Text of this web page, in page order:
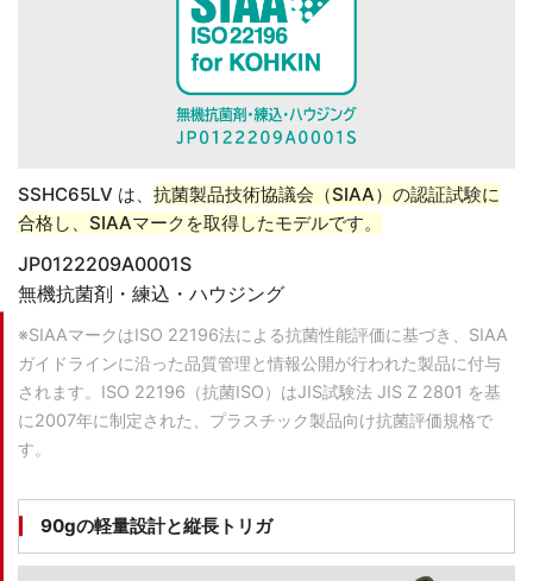
SSHC65LV は、 抗菌製品技術協議会（SIAA）の認証試験に
合格し、SIAAマークを取得したモデルです。
JP0122209A0001S
無機抗菌剤・練込・ハウジング
※SIAAマークはISO 22196法による抗菌性能評価に基づき、SIAA
ガイドラインに沿った品質管理と情報公開が行われた製品に付与
されます。ISO 22196（抗菌ISO）はJIS試験法 JIS Z 2801 を基
に2007年に制定された、プラスチック製品向け抗菌評価規格で
す。
90gの軽量設計と縦長トリガ